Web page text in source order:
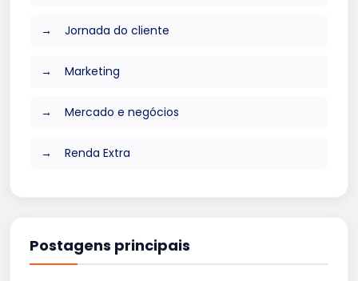
Jornada do cliente
Marketing
Mercado e negócios
Renda Extra
Postagens principais